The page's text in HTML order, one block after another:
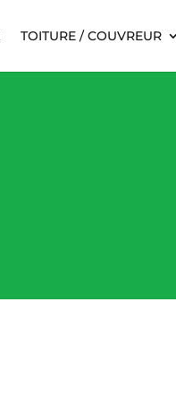
TOITURE / COUVREUR